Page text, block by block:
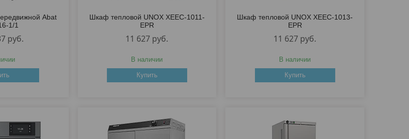
Abat
1/1
руб.
Шкаф тепловой UNOX XEEC-1011-
EPR
11 627 руб.
В наличии
Купить
Шкаф тепловой UNOX XEEC-1013-
EPR
11 627 руб.
В наличии
Купить